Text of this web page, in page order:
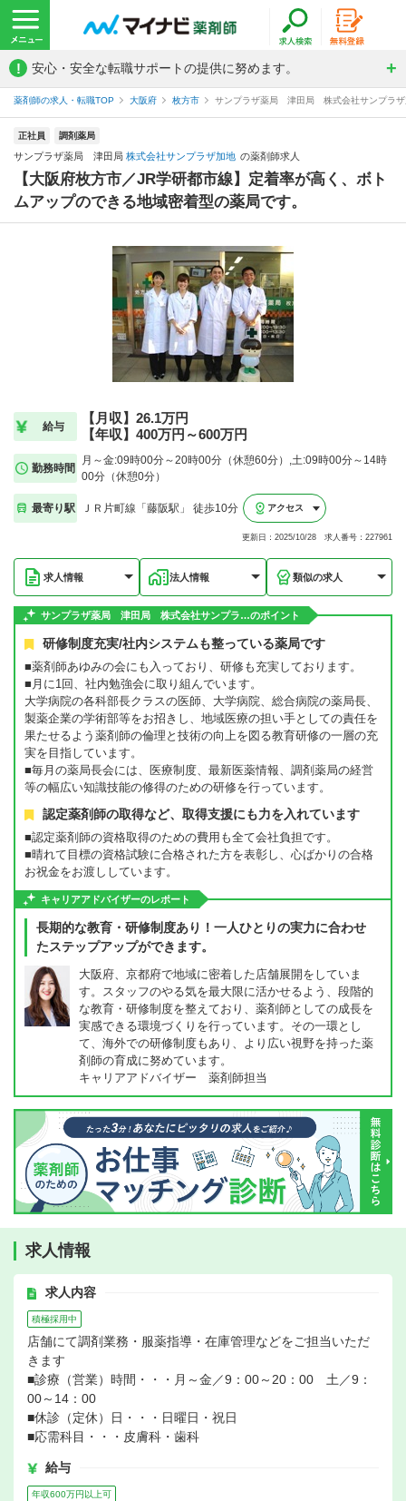
! 安心・安全な転職サポートの提供に努めます。
薬剤師の求人・転職TOP 大阪府 枚方市 サンプラザ薬局 津田局 株式会社サンプラザ
正社員 調剤薬局
サンプラザ薬局 津田局 株式会社サンプラザ加地 の薬剤師求人
【大阪府枚方市／JR学研都市線】定着率が高く、ボト
ムアップのできる地域密着型の薬局です。
給与
【月収】26.1万円
【年収】400万円～600万円
勤務時間
月～金:09時00分～20時00分（休憩60分）,土:09時00分～14時
00分（休憩0分）
最寄り駅 ＪＲ片町線「藤阪駅」 徒歩10分 アクセス
更新日：2025/10/28 求人番号：227961
求人情報 法人情報 類似の求人
サンプラザ薬局 津田局 株式会社サンプラ…のポイント
研修制度充実/社内システムも整っている薬局です
■薬剤師あゆみの会にも入っており、研修も充実しております。
■月に1回、社内勉強会に取り組んでいます。
大学病院の各科部長クラスの医師、大学病院、総合病院の薬局長、
製薬企業の学術部等をお招きし、地域医療の担い手としての責任を
果たせるよう薬剤師の倫理と技術の向上を図る教育研修の一層の充
実を目指しています。
■毎月の薬局長会には、医療制度、最新医薬情報、調剤薬局の経営
等の幅広い知識技能の修得のための研修を行っています。
認定薬剤師の取得など、取得支援にも力を入れています
■認定薬剤師の資格取得のための費用も全て会社負担です。
■晴れて目標の資格試験に合格された方を表彰し、心ばかりの合格
お祝金をお渡ししています。
キャリアアドバイザーのレポート
長期的な教育・研修制度あり！一人ひとりの実力に合わせ
たステップアップができます。
大阪府、京都府で地域に密着した店舗展開をしていま
す。スタッフのやる気を最大限に活かせるよう、段階的
な教育・研修制度を整えており、薬剤師としての成長を
実感できる環境づくりを行っています。その一環とし
て、海外での研修制度もあり、より広い視野を持った薬
剤師の育成に努めています。
キャリアアドバイザー 薬剤師担当
求人情報
求人内容
積極採用中
店舗にて調剤業務・服薬指導・在庫管理などをご担当いただ
きます
■診療（営業）時間・・・月～金／9：00～20：00 土／9：
00～14：00
■休診（定休）日・・・日曜日・祝日
■応需科目・・・皮膚科・歯科
給与
年収600万円以上可